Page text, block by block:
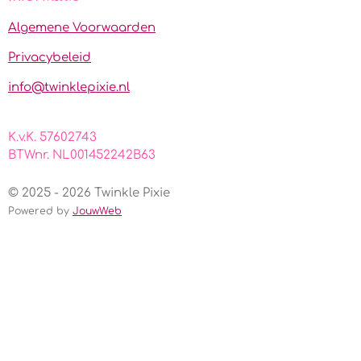
o
k
g
a
A
p
Algemene Voorwaarden
Privacybeleid
info@twinklepixie.nl
K.v.K. 57602743
BTWnr. NL001452242B63
© 2025 - 2026 Twinkle Pixie
Powered by JouwWeb